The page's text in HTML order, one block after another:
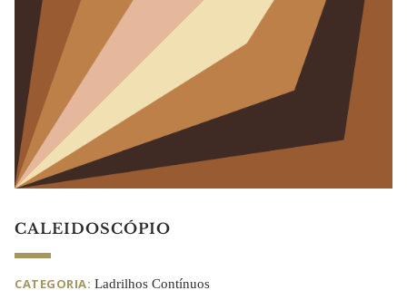
CALEIDOSCÓPIO
CATEGORIA: Ladrilhos Contínuos